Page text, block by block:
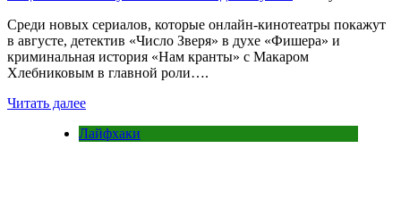
Среди новых сериалов, которые онлайн-кинотеатры покажут
в августе, детектив «Число Зверя» в духе «Фишера» и
криминальная история «Нам кранты» с Макаром
Хлебниковым в главной роли….
Читать далее
Лайфхаки